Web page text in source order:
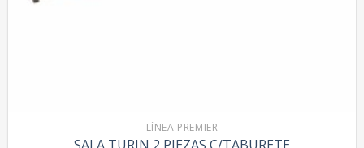
LÍNEA PREMIER